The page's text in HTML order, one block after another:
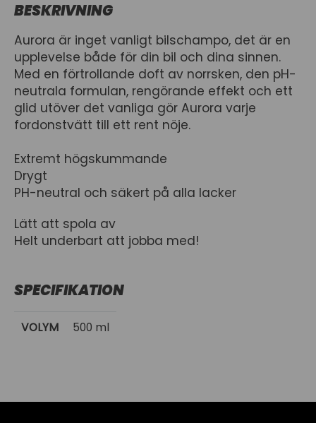
BESKRIVNING
Aurora är inget vanligt bilschampo, det är en
upplevelse både för din bil och dina sinnen.
Med en förtrollande doft av norrsken, den pH-
neutrala formulan, rengörande effekt och ett
glid utöver det vanliga gör Aurora varje
fordonstvätt till ett rent nöje.
Extremt högskummande
Drygt
PH-neutral och säkert på alla lacker
Lätt att spola av
Helt underbart att jobba med!
SPECIFIKATION
VOLYM 500 ml